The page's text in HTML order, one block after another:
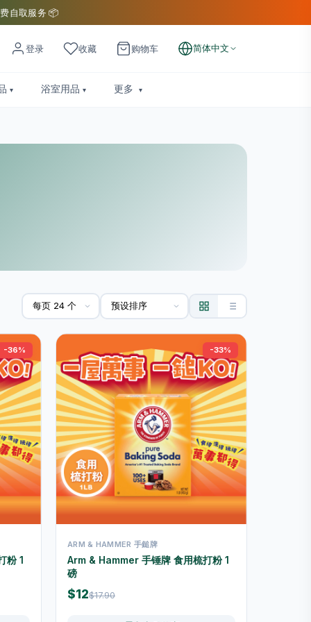
自取服务 📦
登录 收藏 购物车 简体中文
浴室用品 更多
-36%
粉 1
-33%
ARM & HAMMER 手鎚牌
Arm & Hammer 手锤牌 食用梳打粉 1
磅
$12$17.90